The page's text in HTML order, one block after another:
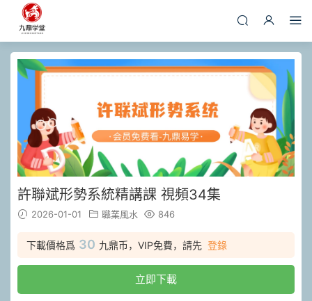
許聯斌形勢系統精講課 視頻34集
2026-01-01 職業風水 846
下載價格爲 30 九鼎币，VIP免費，請先 登錄
立即下載